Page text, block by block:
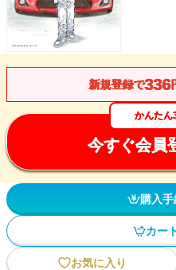
新規登録で336
かんたん
今すぐ会員
購入
カー
お気に入り